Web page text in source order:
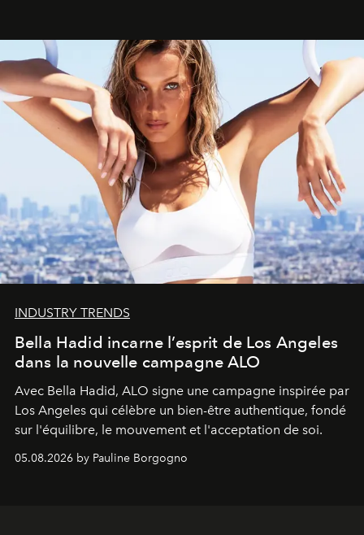
INDUSTRY TRENDS
Bella Hadid incarne l’esprit de Los Angeles
dans la nouvelle campagne ALO
Avec Bella Hadid, ALO signe une campagne inspirée par
Los Angeles qui célèbre un bien-être authentique, fondé
sur l'équilibre, le mouvement et l'acceptation de soi.
05.08.2026 by Pauline Borgogno